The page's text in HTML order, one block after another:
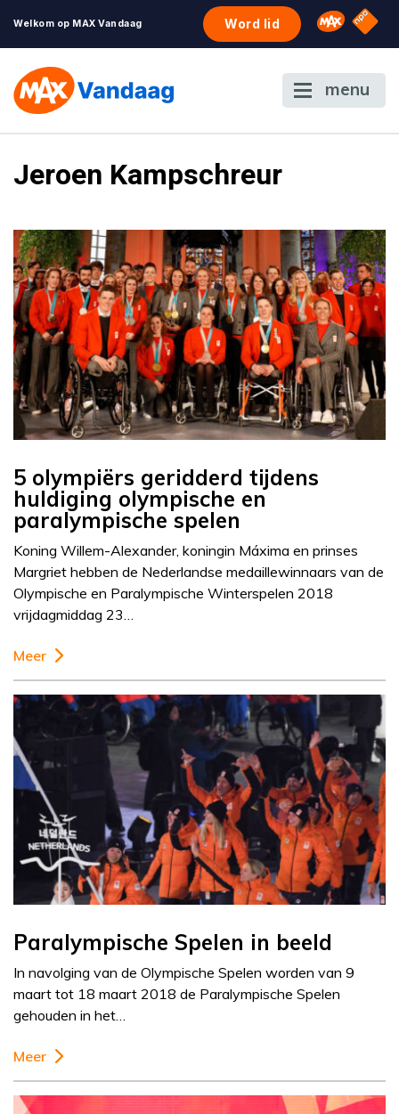
Welkom op MAX Vandaag Word lid Omroep
NPO
menu
Jeroen Kampschreur
5 olympiërs geridderd tijdens
huldiging olympische en
paralympische spelen
Koning Willem-Alexander, koningin Máxima en prinses
Margriet hebben de Nederlandse medaillewinnaars van de
Olympische en Paralympische Winterspelen 2018
vrijdagmiddag 23…
Meer
Paralympische Spelen in beeld
In navolging van de Olympische Spelen worden van 9
maart tot 18 maart 2018 de Paralympische Spelen
gehouden in het…
Meer